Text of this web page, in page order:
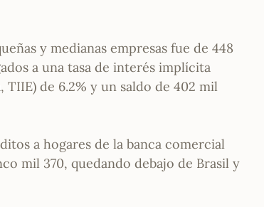
y medianas empresas fue de 448
a una tasa de interés implícita
de 6.2% y un saldo de 402 mil
a hogares de la banca comercial
mil 370, quedando debajo de Brasil y